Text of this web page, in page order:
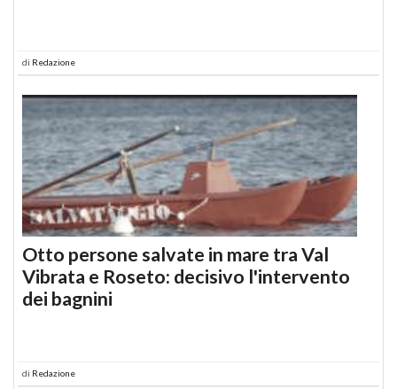
di Redazione
Otto persone salvate in mare tra Val
Vibrata e Roseto: decisivo l'intervento
dei bagnini
di Redazione